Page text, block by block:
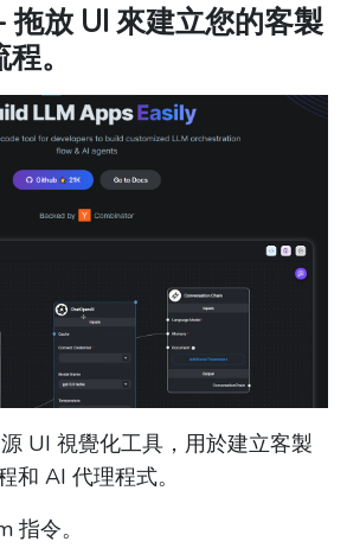
拖放 UI 來建立您的客製
。
UI 視覺化工具，用於建立客製
和 AI 代理程式。
指令。